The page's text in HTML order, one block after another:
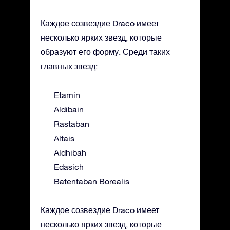
Каждое созвездие Draco имеет
несколько ярких звезд, которые
образуют его форму. Среди таких
главных звезд:
Etamin
Aldibain
Rastaban
Altais
Aldhibah
Edasich
Batentaban Borealis
Каждое созвездие Draco имеет
несколько ярких звезд, которые